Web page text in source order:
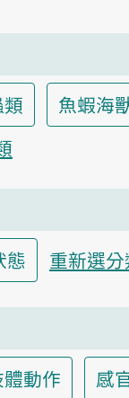
魚蝦海
態 重新選分
動作 感